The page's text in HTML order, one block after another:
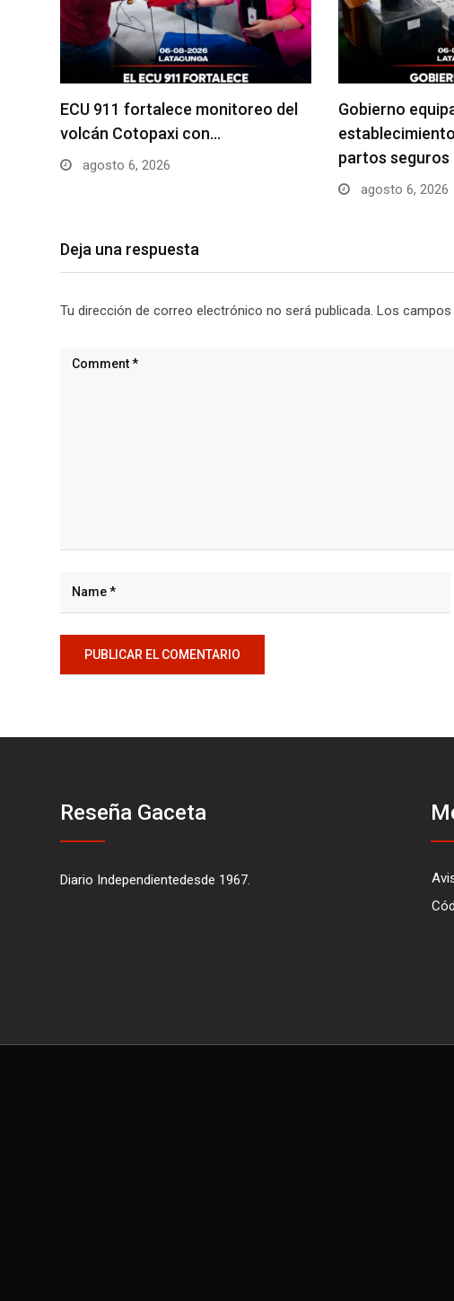
ECU 911 fortalece monitoreo del
volcán Cotopaxi con…
agosto 6, 2026
Gobierno
partos seguros
agosto 6, 2026
Deja una respuesta
Tu dirección de correo electrónico no será publicada. Los
Reseña Gaceta
Diario Independientedesde 1967.